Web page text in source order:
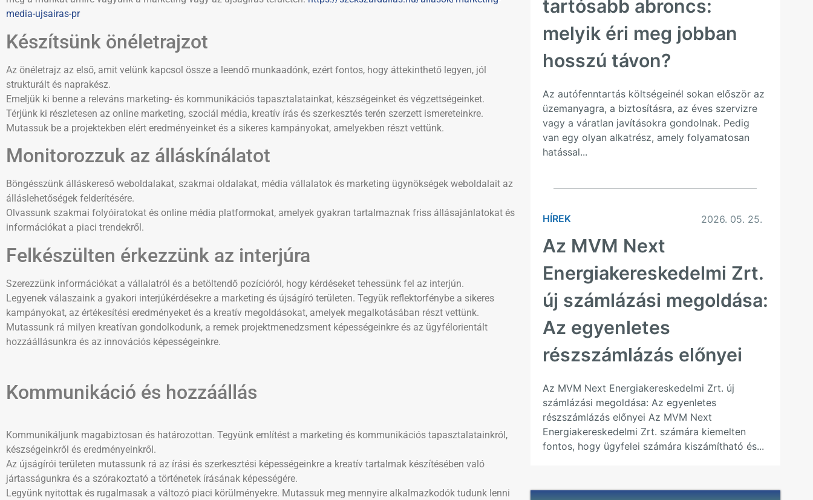
media-ujsairas-pr
Készítsünk önéletrajzot
Az önéletrajz az első, amit velünk kapcsol össze a leendő munkaadónk, ezért fontos, hogy áttekinthető legyen, jól
strukturált és naprakész.
Emeljük ki benne a releváns marketing- és kommunikációs tapasztalatainkat, készségeinket és végzettségeinket.
Térjünk ki részletesen az online marketing, szociál média, kreatív írás és szerkesztés terén szerzett ismereteinkre.
Mutassuk be a projektekben elért eredményeinket és a sikeres kampányokat, amelyekben részt vettünk.
Monitorozzuk az álláskínálatot
Böngésszünk álláskereső weboldalakat, szakmai oldalakat, média vállalatok és marketing ügynökségek weboldalait az
álláslehetőségek felderítésére.
Olvassunk szakmai folyóiratokat és online média platformokat, amelyek gyakran tartalmaznak friss állásajánlatokat és
információkat a piaci trendekről.
Felkészülten érkezzünk az interjúra
Szerezzünk információkat a vállalatról és a betöltendő pozícióról, hogy kérdéseket tehessünk fel az interjún.
Legyenek válaszaink a gyakori interjúkérdésekre a marketing és újságíró területen. Tegyük reflektorfénybe a sikeres
kampányokat, az értékesítési eredményeket és a kreatív megoldásokat, amelyek megalkotásában részt vettünk.
Mutassunk rá milyen kreatívan gondolkodunk, a remek projektmenedzsment képességeinkre és az ügyfélorientált
hozzáállásunkra és az innovációs képességeinkre.
Kommunikáció és hozzáállás
Kommunikáljunk magabiztosan és határozottan. Tegyünk említést a marketing és kommunikációs tapasztalatainkról,
készségeinkről és eredményeinkről.
Az újságírói területen mutassunk rá az írási és szerkesztési képességeinkre a kreatív tartalmak készítésében való
jártasságunkra és a szórakoztató a történetek írásának képességére.
Legyünk nyitottak és rugalmasak a változó piaci körülményekre. Mutassuk meg mennyire alkalmazkodók tudunk lenni
tartósabb abroncs:
melyik éri meg jobban
hosszú távon?
Az autófenntartás költségeinél sokan először az
üzemanyagra, a biztosításra, az éves szervizre
vagy a váratlan javításokra gondolnak. Pedig
van egy olyan alkatrész, amely folyamatosan
hatással...
HÍREK 2026. 05. 25.
Az MVM Next
Energiakereskedelmi Zrt.
új számlázási megoldása:
Az egyenletes
részszámlázás előnyei
Az MVM Next Energiakereskedelmi Zrt. új
számlázási megoldása: Az egyenletes
részszámlázás előnyei Az MVM Next
Energiakereskedelmi Zrt. számára kiemelten
fontos, hogy ügyfelei számára kiszámítható és...